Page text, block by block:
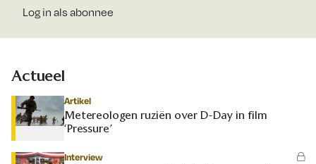
Log in als abonnee
Actueel
Artikel
Metereologen ruziën over D-Day in film
‘Pressure’
Interview